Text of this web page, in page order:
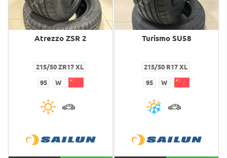
Atrezzo ZSR 2
215/50 ZR17 XL
95 W
Turismo SU58
215/50 R17 XL
95 W